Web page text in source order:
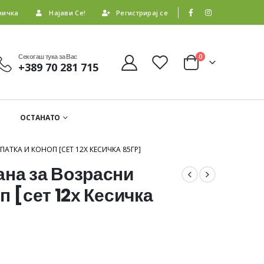
Најави Се! Регистрирај се
Секогаш тука за Вас
+389 70 281 715
0
ОСТАНАТО
И КОНОП [СЕТ 12Х КЕСИЧКА 85ГР]
за Возрасни
[сет 12х Кесичка